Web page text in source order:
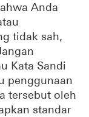
Anda
tidak sah,
Kata Sandi
penggunaan
tersebut oleh
standar